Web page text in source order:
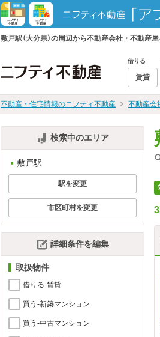
敷戸駅（大分県）の周辺から不動産会社・不動産
借りる
賃貸
不動産・住宅情報のニフティ不動産 不動産会
検索中のエリア
敷戸駅
駅を変更
市区町村を変更
詳細条件を編集
取扱物件
借りる-賃貸
買う-新築マンション
買う-中古マンション